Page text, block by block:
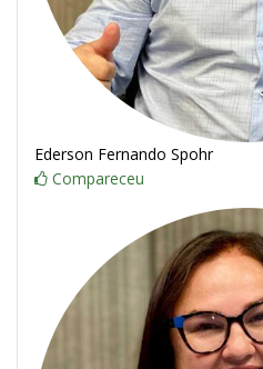
Ederson Fernando Spohr
Compareceu